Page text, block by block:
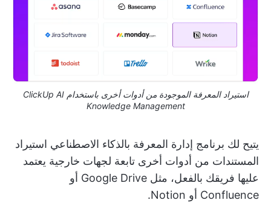
استيراد المعرفة الموجودة من أدوات أخرى باستخدام ClickUp AI
Knowledge Management
يتيح لك برنامج إدارة المعرفة بالذكاء الاصطناعي استيراد
المستندات من أدوات أخرى تابعة لجهات خارجية يعتمد
عليها فريقك بالفعل، مثل Google Drive أو
Confluence أو Notion.